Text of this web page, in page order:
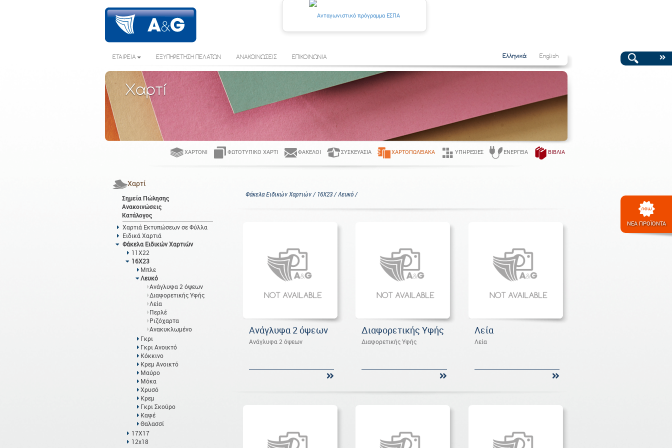
ΝΕΑ ΠΡΟΪΟΝΤΑ
ΕΤΑΙΡΕΙΑ ΕΞΥΠΗΡΕΤΗΣΗ ΠΕΛΑΤΩΝ ΑΝΑΚΟΙΝΩΣΕΙΣ ΕΠΙΚΟΙΝΩΝΙΑ Ελληνικά English
Χαρτί
ΧΑΡΤΌΝΙ ΦΩΤΟΤΥΠΙΚΌ ΧΑΡΤΊ ΦΆΚΕΛΟΙ ΣΥΣΚΕΥΑΣΊΑ ΧΑΡΤΟΠΩΛΕΙΑΚΆ ΥΠΗΡΕΣΊΕΣ ΕΝΈΡΓΕΙΑ ΒΙΒΛΊΑ
Χαρτί
Σημεία Πώλησης
Ανακοινώσεις
Κατάλογος
Χαρτιά Εκτυπώσεων σε Φύλλα
Ειδικά Χαρτιά
Φάκελα Ειδικών Χαρτιών
11Χ22
16Χ23
Μπλε
Λευκό
Ανάγλυφα 2 όψεων
Διαφορετικής Υφής
Λεία
Περλέ
Ριζόχαρτα
Ανακυκλωμένο
Γκρι
Γκρι Ανοικτό
Κόκκινο
Κρεμ Ανοικτό
Μαύρο
Μόκα
Χρυσό
Κρεμ
Γκρι Σκούρο
Καφέ
Θαλασσί
17Χ17
12x18
Φάκελα Ειδικών Χαρτιών / 16Χ23 / Λευκό /
Ανάγλυφα 2 όψεων
Ανάγλυφα 2 όψεων
Διαφορετικής Υφής
Διαφορετικής Υφής
Λεία
Λεία